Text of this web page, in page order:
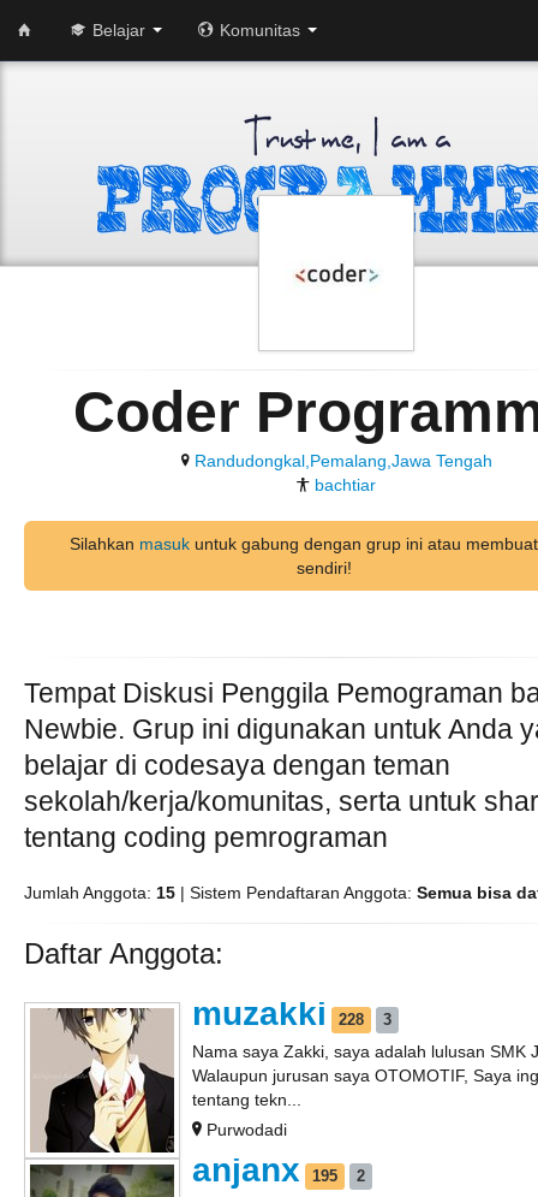
Belajar Komunitas
Coder
Randudongkal,Pemalang,Jawa Tengah
bachtiar
Silahkan masuk untuk gabung dengan grup ini atau
sendiri!
Tempat Diskusi Penggila Pemograman
Newbie. Grup ini digunakan untuk Anda
belajar di codesaya dengan teman
sekolah/kerja/komunitas, serta untuk
tentang coding pemrograman
Jumlah Anggota: 15 | Sistem Pendaftaran Anggota: Semua bisa
Daftar Anggota:
muzakki 228 3
Nama saya Zakki, saya adalah lulusan SMK
Walaupun jurusan saya OTOMOTIF, Saya
tentang tekn...
Purwodadi
anjanx 195 2